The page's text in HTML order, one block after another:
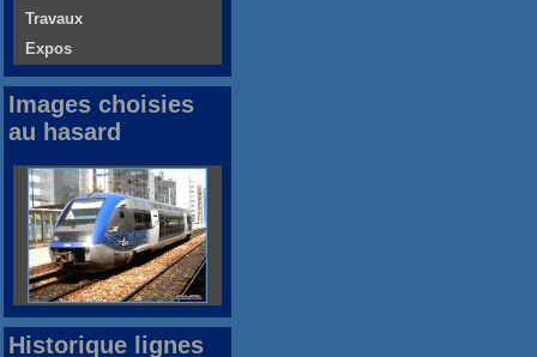
Travaux
Expos
Images choisies
au hasard
Historique lignes